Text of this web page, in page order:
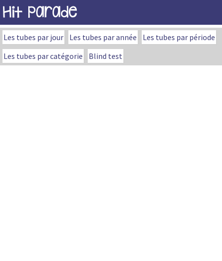
Hit Parade
Les tubes par jour Les tubes par année
Les tubes par période
Les tubes par catégorie
Blind test